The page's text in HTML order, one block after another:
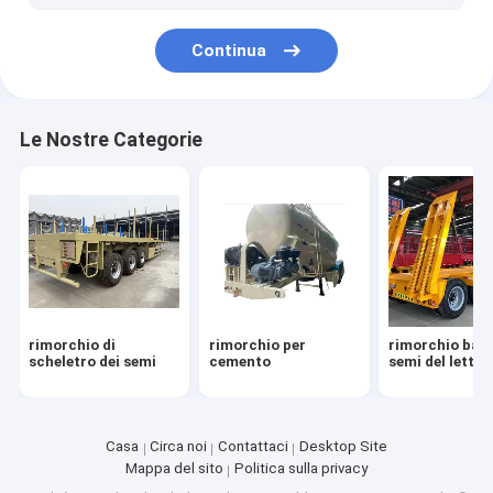
Autoveicoli per miscelatori di calcestruzzo
Continua
Le Nostre Categorie
rimorchio di
scheletro dei semi
rimorchio per
cemento
rimorchio
semi del letto
Casa Circa noi Contattaci
Desktop Site
Mappa del sito
Politica sulla privacy